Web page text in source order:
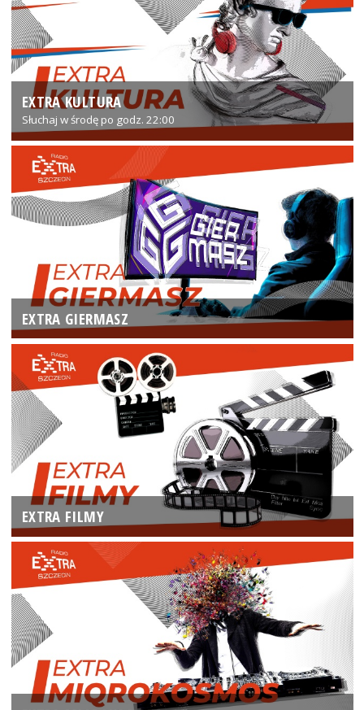
EXTRA KULTURA
Słuchaj w środę po godz. 22:00
EXTRA GIERMASZ
EXTRA FILMY